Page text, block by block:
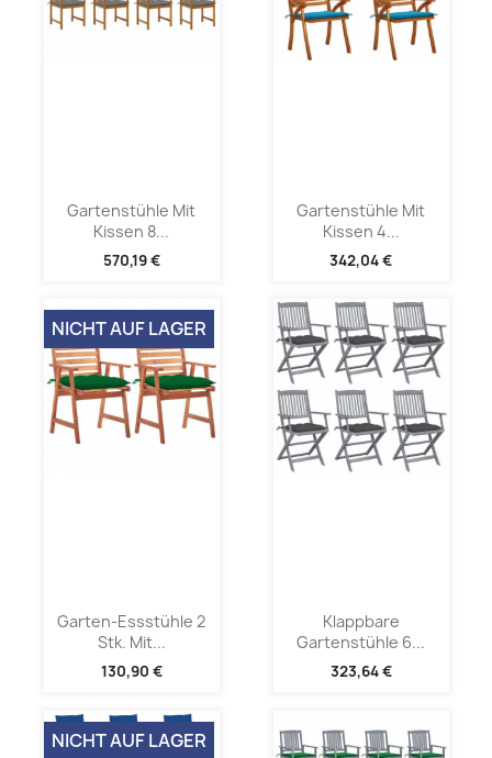
Gartenstühle Mit
Kissen 8...
570,19 €
Gartenstühle Mit
Kissen 4...
342,04 €
Garten-Essstühle 2
Stk. Mit...
130,90 €
NICHT AUF LAGER
Klappbare
Gartenstühle 6...
323,64 €
NICHT AUF LAGER